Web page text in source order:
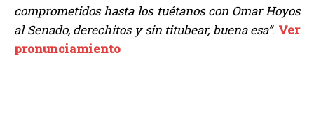
comprometidos hasta los tuétanos con Omar Hoyos
al Senado, derechitos y sin titubear, buena esa”. Ver
pronunciamiento